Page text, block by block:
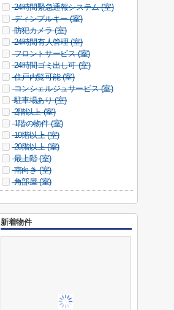
24時間緊急通報システム (室)
ディンプルキー (室)
防犯カメラ (室)
24時間有人管理 (室)
フロントサービス (室)
24時間ゴミ出し可 (室)
住戸内覧可能 (室)
コンシェルジュサービス (室)
駐車場あり (室)
2階以上 (室)
1階の物件 (室)
10階以上 (室)
20階以上 (室)
最上階 (室)
南向き (室)
角部屋 (室)
新着物件